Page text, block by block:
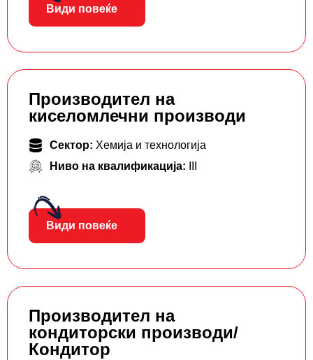
Види повеќе
Производител на
киселомлечни производи
Сектор: Хемија и технологија
Ниво на квалификација:
Види повеќе
Производител на
кондиторски производи/
Кондитор